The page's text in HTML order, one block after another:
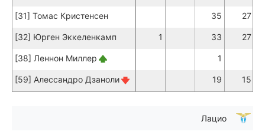
[31] Томас Кристенсен 35 27
[32] Юрген Эккеленкамп 1 33 27
[38] Леннон Миллер 1
[59] Алессандро Дзаноли 19 15
Лацио